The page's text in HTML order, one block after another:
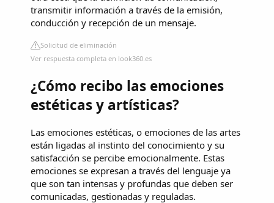
transmitir información a través de la emisión,
conducción y recepción de un mensaje.
Solicitud de eliminación
Ver respuesta completa en look360.es
¿Cómo recibo las emociones
estéticas y artísticas?
Las emociones estéticas, o emociones de las artes
están ligadas al instinto del conocimiento y su
satisfacción se percibe emocionalmente. Estas
emociones se expresan a través del lenguaje ya
que son tan intensas y profundas que deben ser
comunicadas, gestionadas y reguladas.